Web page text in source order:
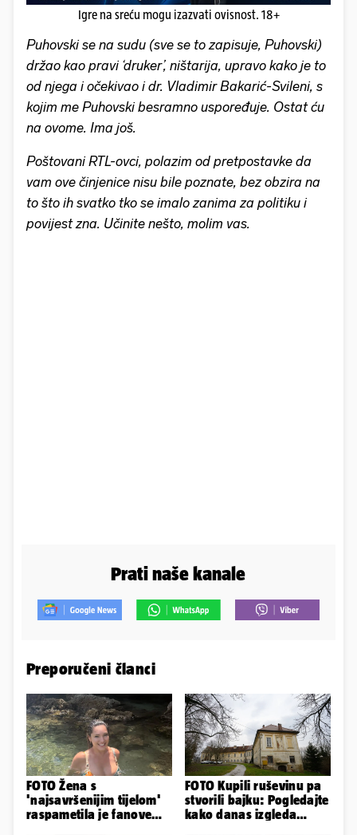
Igre na sreću mogu izazvati ovisnost. 18+
Puhovski se na sudu (sve se to zapisuje, Puhovski)
držao kao pravi ‘druker’, ništarija, upravo kako je to
od njega i očekivao i dr. Vladimir Bakarić-Svileni, s
kojim me Puhovski besramno uspoređuje. Ostat ću
na ovome. Ima još.
Poštovani RTL-ovci, polazim od pretpostavke da
vam ove činjenice nisu bile poznate, bez obzira na
to što ih svatko tko se imalo zanima za politiku i
povijest zna. Učinite nešto, molim vas.
Prati naše kanale
Preporučeni članci
FOTO Žena s
'najsavršenijim tijelom'
raspametila je fanove
FOTO Kupili ruševinu pa
stvorili bajku: Pogledajte
kako danas izgleda